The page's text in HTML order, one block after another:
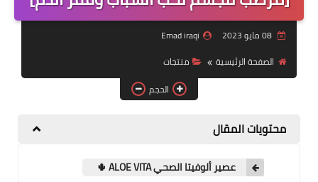
فرصة عمل
تعرف على DXN
تجارب شفاء
08 مايو 2023
Emad iraqi
الصفحة الرئيسية
منتجات
الحجم
محتويات المقال
عصير ألوفيتا الصحي ALOE VITA 🌵